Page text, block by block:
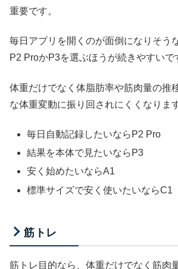
重要です。
毎日アプリを開くのが面倒になりそう
P2 ProかP3を選ぶほうが続きやすいで
体重だけでなく体脂肪率や筋肉量の推
な体重変動に振り回されにくくなります
毎日自動記録したいならP2 Pro
結果を本体で見たいならP3
安く始めたいならA1
標準サイズで安く使いたいならC1
筋トレ
筋トレ目的なら、体重だけでなく筋肉